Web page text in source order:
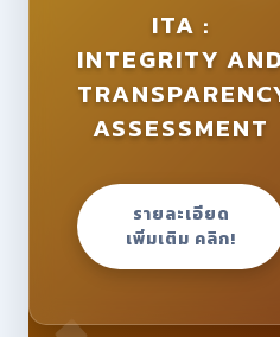
ITA :
INTEGRITY AND
ASSESSMENT
รายละเอียด
เพิ่มเติม คลิก!